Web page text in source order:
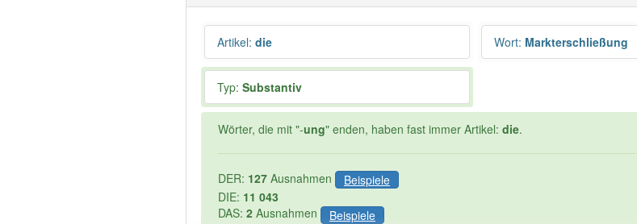
Artikel: die Wort: Markterschließung
Typ: Substantiv
Wörter, die mit "-ung" enden, haben fast immer Artikel: die.
DER: 127 Ausnahmen
Beispiele
DIE: 11 043
DAS: 2 Ausnahmen Beispiele